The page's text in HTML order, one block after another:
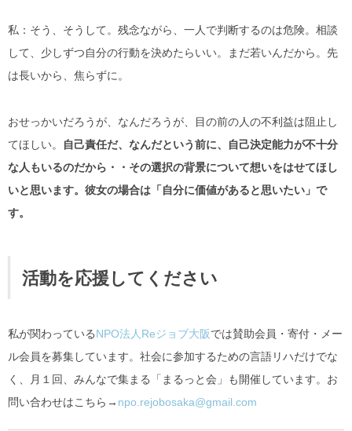
私：そう、そうして。残念ながら、一人で判断するのは危険。相談
して、少しずつ自分の行動を決めたらいい。まだ若いんだから。先
は長いから、焦らずに。
おせっかいだろうが、なんだろうが、目の前の人の不利益は阻止し
てほしい。
自己責任だ、なんだという前に、自己決定能力が不十分
な人もいるのだから・・その選択の背景について想いをはせてほし
いと思います。彼女の場合は「自分に価値があると思いたい」で
す。
活動を応援してください
私が関わっているNPO法人Reジョブ大阪では賛助会員・寄付・メー
ル会員を募集しています。社会に参加するための言語リハだけでな
く、月１回、みんなで集まる「まるっと会」も開催しています。お
問い合わせはこちら→ npo.rejobosaka@gmail.com